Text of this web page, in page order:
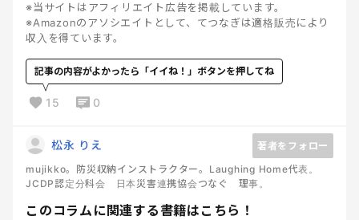
※当サイトはアフィリエイト広告を掲載しています。
※Amazonのアソシエイトとして、てつなぎは適格販売により
収入を得ています。
記事の内容がよかったら「イイね！」ボタンを押してね
15 0
松永 りえ
著者をフォロー
mujikko。防災収納インストラクター。Laughing Home代表。
JCDP認定分科会 日本災害連携協会つなぐ 理事。
このコラムに関連する書籍はこちら！